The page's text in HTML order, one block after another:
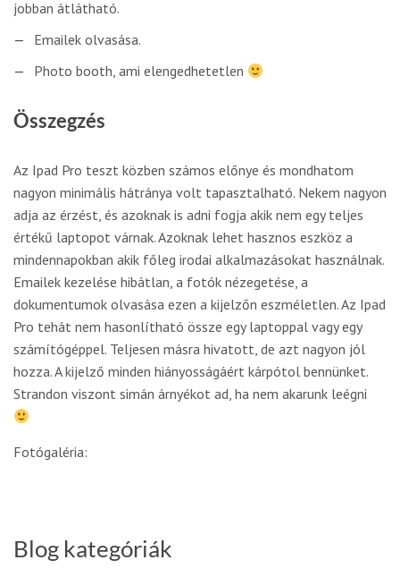
jobban átlátható.
Emailek olvasása.
Photo booth, ami elengedhetetlen
Összegzés
Az Ipad Pro teszt közben számos előnye és mondhatom
nagyon minimális hátránya volt tapasztalható. Nekem nagyon
adja az érzést, és azoknak is adni fogja akik nem egy teljes
értékű laptopot várnak. Azoknak lehet hasznos eszköz a
mindennapokban akik főleg irodai alkalmazásokat használnak.
Emailek kezelése hibátlan, a fotók nézegetése, a
dokumentumok olvasása ezen a kijelzőn eszméletlen. Az Ipad
Pro tehát nem hasonlítható össze egy laptoppal vagy egy
számítógéppel. Teljesen másra hivatott, de azt nagyon jól
hozza. A kijelző minden hiányosságáért kárpótol bennünket.
Strandon viszont simán árnyékot ad, ha nem akarunk leégni
Fotógaléria:
Blog kategóriák